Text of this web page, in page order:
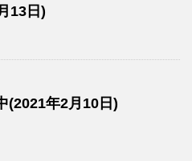
13日)
(2021年2月10日)